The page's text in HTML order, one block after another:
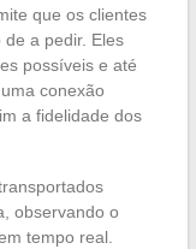
que os clientes
a pedir. Eles
possíveis e até
conexão
a fidelidade dos
observando o
tempo real.